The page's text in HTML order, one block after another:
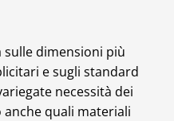
dimensioni più
e sugli standard
necessità dei
quali materiali